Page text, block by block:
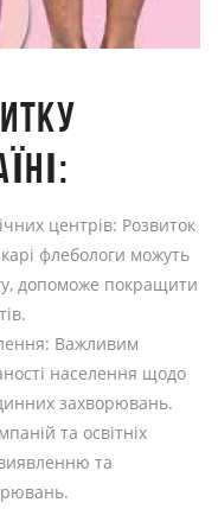
центрів: Розвиток
флебологи можуть
допоможе покращити
Важливим
населення щодо
захворювань.
та освітніх
та